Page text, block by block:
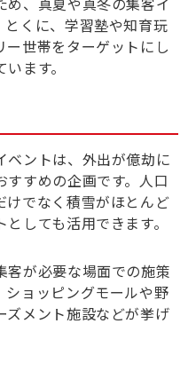
くに、学習塾や知育玩
世帯をターゲットにし
ます。
ベントは、外出が億劫に
すめの企画です。人口
けでなく積雪がほとんど
しても活用できます。
客が必要な場面での施策
ショッピングモールや野
ズメント施設などが挙げ